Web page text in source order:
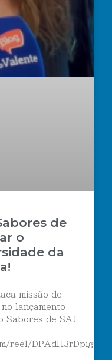
de
o
da
missão de
lançamento
Sabores de SAJ
reel/DPAdH3rDpig/